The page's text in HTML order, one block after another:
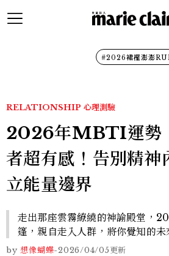
#2026裙襬澎澎
RELATIONSHIP 心理測驗
2026年MBTI運勢
者超有感！告別精神
立能量邊界
走出那座雲霧繚繞的神諭殿堂，
篷，親自走入人群，將你覺知的未
by 想像蝴蝶-2026/04/05更新